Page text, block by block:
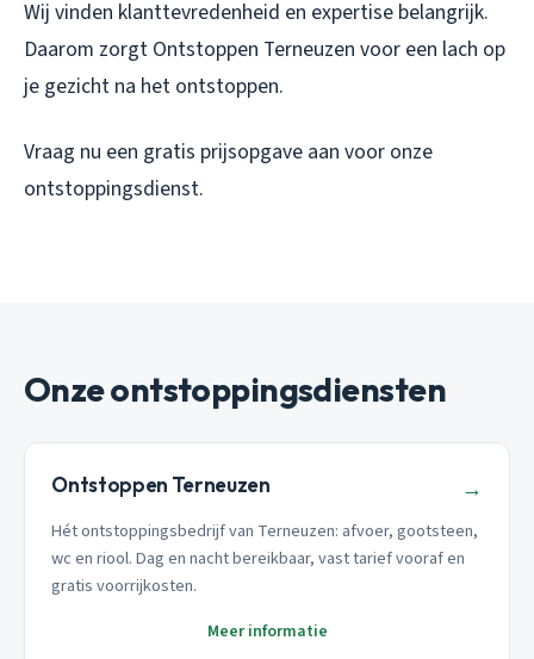
Wij vinden klanttevredenheid en expertise belangrijk.
Daarom zorgt Ontstoppen Terneuzen voor een lach op
je gezicht na het ontstoppen.
Vraag nu een gratis prijsopgave aan voor onze
ontstoppingsdienst.
Onze ontstoppingsdiensten
Ontstoppen Terneuzen →
Hét ontstoppingsbedrijf van Terneuzen: afvoer, gootsteen,
wc en riool. Dag en nacht bereikbaar, vast tarief vooraf en
gratis voorrijkosten.
Meer informatie